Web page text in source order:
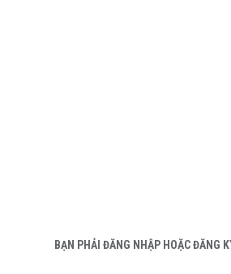
BẠN PHẢI ĐĂNG NHẬP HOẶC ĐĂNG